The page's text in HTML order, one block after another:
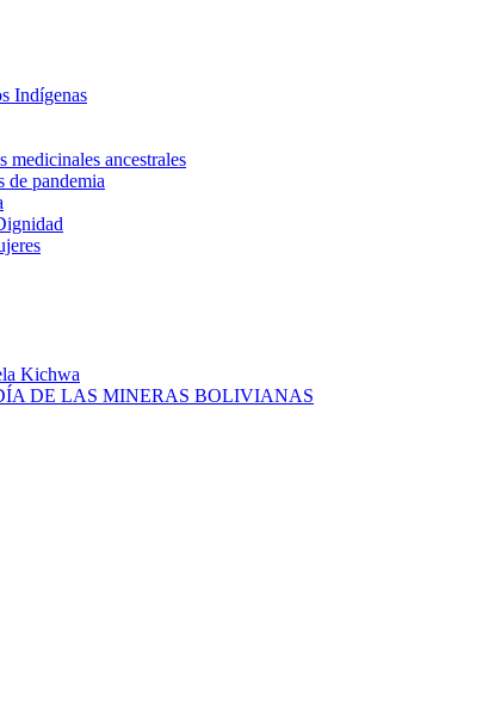
Indígenas
medicinales ancestrales
de pandemia
Kichwa
DE LAS MINERAS BOLIVIANAS